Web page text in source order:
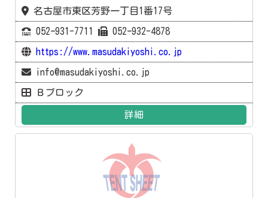
名古屋市東区芳野一丁目1番17号
052ｰ931-7711 052ｰ932-4878
https://www.masudakiyoshi.co.jp
info@masudakiyoshi.co.jp
Ｂブロック
詳細